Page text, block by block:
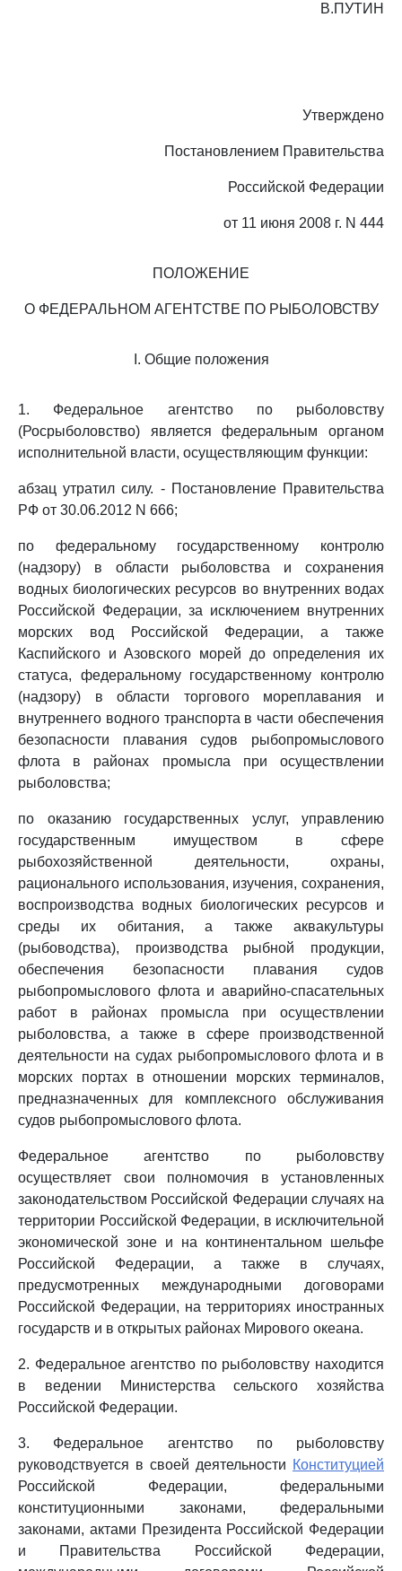
В.ПУТИН
Утверждено
Постановлением Правительства
Российской Федерации
от 11 июня 2008 г. N 444
ПОЛОЖЕНИЕ
О ФЕДЕРАЛЬНОМ АГЕНТСТВЕ ПО РЫБОЛОВСТВУ
I. Общие положения
1. Федеральное агентство по рыболовству
(Росрыболовство) является федеральным органом
исполнительной власти, осуществляющим функции:
абзац утратил силу. - Постановление Правительства
РФ от 30.06.2012 N 666;
по федеральному государственному контролю
(надзору) в области рыболовства и сохранения
водных биологических ресурсов во внутренних водах
Российской Федерации, за исключением внутренних
морских вод Российской Федерации, а также
Каспийского и Азовского морей до определения их
статуса, федеральному государственному контролю
(надзору) в области торгового мореплавания и
внутреннего водного транспорта в части обеспечения
безопасности плавания судов рыбопромыслового
флота в районах промысла при осуществлении
рыболовства;
по оказанию государственных услуг, управлению
государственным имуществом в сфере
рыбохозяйственной деятельности, охраны,
рационального использования, изучения, сохранения,
воспроизводства водных биологических ресурсов и
среды их обитания, а также аквакультуры
(рыбоводства), производства рыбной продукции,
обеспечения безопасности плавания судов
рыбопромыслового флота и аварийно-спасательных
работ в районах промысла при осуществлении
рыболовства, а также в сфере производственной
деятельности на судах рыбопромыслового флота и в
морских портах в отношении морских терминалов,
предназначенных для комплексного обслуживания
судов рыбопромыслового флота.
Федеральное агентство по рыболовству
осуществляет свои полномочия в установленных
законодательством Российской Федерации случаях на
территории Российской Федерации, в исключительной
экономической зоне и на континентальном шельфе
Российской Федерации, а также в случаях,
предусмотренных международными договорами
Российской Федерации, на территориях иностранных
государств и в открытых районах Мирового океана.
2. Федеральное агентство по рыболовству находится
в ведении Министерства сельского хозяйства
Российской Федерации.
3. Федеральное агентство по рыболовству
руководствуется в своей деятельности Конституцией
Российской Федерации, федеральными
конституционными законами, федеральными
законами, актами Президента Российской Федерации
и Правительства Российской Федерации,